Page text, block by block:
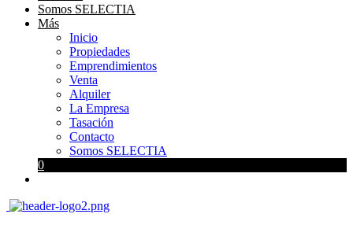
Somos SELECTIA
Más
Inicio
Propiedades
Emprendimientos
Venta
Alquiler
La Empresa
Tasación
Contacto
Somos SELECTIA
0